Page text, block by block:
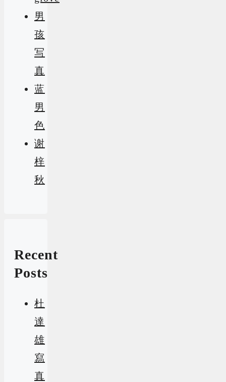
男
孩
写
真
蓝
男
色
谢
梓
秋
Recent
Posts
杜
達
雄
寫
真